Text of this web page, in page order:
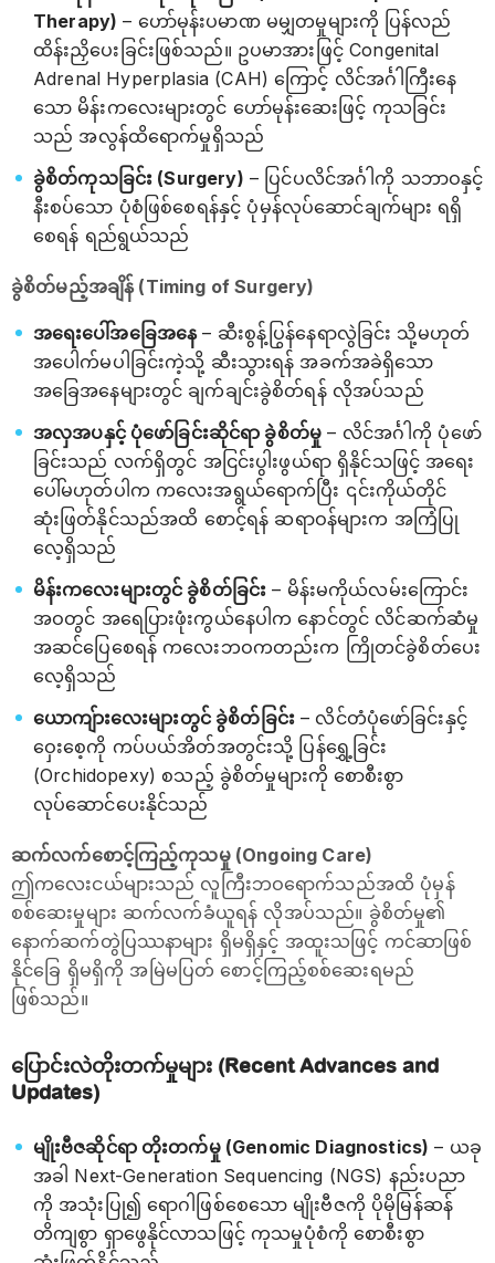
Therapy) – ဟော်မုန်းပမာဏ မမျှတမှုများကို ပြန်လည်
ထိန်းညှိပေးခြင်းဖြစ်သည်။ ဥပမာအားဖြင့် Congenital
Adrenal Hyperplasia (CAH) ကြောင့် လိင်အင်္ဂါကြီးနေ
သော မိန်းကလေးများတွင် ဟော်မုန်းဆေးဖြင့် ကုသခြင်း
သည် အလွန်ထိရောက်မှုရှိသည်
ခွဲစိတ်ကုသခြင်း (Surgery) – ပြင်ပလိင်အင်္ဂါကို သဘာဝနှင့်
နီးစပ်သော ပုံစံဖြစ်စေရန်နှင့် ပုံမှန်လုပ်ဆောင်ချက်များ ရရှိ
စေရန် ရည်ရွယ်သည်
ခွဲစိတ်မည့်အချိန် (Timing of Surgery)
အရေးပေါ်အခြေအနေ– ဆီးစွန့်ပြွန်နေရာလွဲခြင်း သို့မဟုတ်
အပေါက်မပါခြင်းကဲ့သို့ ဆီးသွားရန် အခက်အခဲရှိသော
အခြေအနေများတွင် ချက်ချင်းခွဲစိတ်ရန် လိုအပ်သည်
အလှအပနှင့် ပုံဖော်ခြင်းဆိုင်ရာ ခွဲစိတ်မှု – လိင်အင်္ဂါကို ပုံဖော်
ခြင်းသည် လက်ရှိတွင် အငြင်းပွါးဖွယ်ရာ ရှိနိုင်သဖြင့် အရေး
ပေါ်မဟုတ်ပါက ကလေးအရွယ်ရောက်ပြီး ၎င်းကိုယ်တိုင်
ဆုံးဖြတ်နိုင်သည်အထိ စောင့်ရန် ဆရာဝန်များက အကြံပြု
လေ့ရှိသည်
မိန်းကလေးများတွင် ခွဲစိတ်ခြင်း – မိန်းမကိုယ်လမ်းကြောင်း
အဝတွင် အရေပြားဖုံးကွယ်နေပါက နောင်တွင် လိင်ဆက်ဆံမှု
အဆင်ပြေစေရန် ကလေးဘဝကတည်းက ကြိုတင်ခွဲစိတ်ပေး
လေ့ရှိသည်
ယောကျ်ားလေးများတွင် ခွဲစိတ်ခြင်း– လိင်တံပုံဖော်ခြင်းနှင့်
ဝှေးစေ့ကို ကပ်ပယ်အိတ်အတွင်းသို့ ပြန်ရွှေ့ခြင်း
(Orchidopexy) စသည့် ခွဲစိတ်မှုများကို စောစီးစွာ
လုပ်ဆောင်ပေးနိုင်သည်
ဆက်လက်စောင့်ကြည့်ကုသမှု (Ongoing Care)
ဤကလေးငယ်များသည် လူကြီးဘဝရောက်သည်အထိ ပုံမှန်
စစ်ဆေးမှုများ ဆက်လက်ခံယူရန် လိုအပ်သည်။ ခွဲစိတ်မှု၏
နောက်ဆက်တွဲပြဿနာများ ရှိမရှိနှင့် အထူးသဖြင့် ကင်ဆာဖြစ်
နိုင်ခြေ ရှိမရှိကို အမြဲမပြတ် စောင့်ကြည့်စစ်ဆေးရမည်
ဖြစ်သည်။
ပြောင်းလဲတိုးတက်မှုများ (Recent Advances and
Updates)
မျိုးဗီဇဆိုင်ရာ တိုးတက်မှု (Genomic Diagnostics) – ယခု
အခါ Next-Generation Sequencing (NGS) နည်းပညာ
ကို အသုံးပြု၍ ရောဂါဖြစ်စေသော မျိုးဗီဇကို ပိုမိုမြန်ဆန်
တိကျစွာ ရှာဖွေနိုင်လာသဖြင့် ကုသမှုပုံစံကို စောစီးစွာ